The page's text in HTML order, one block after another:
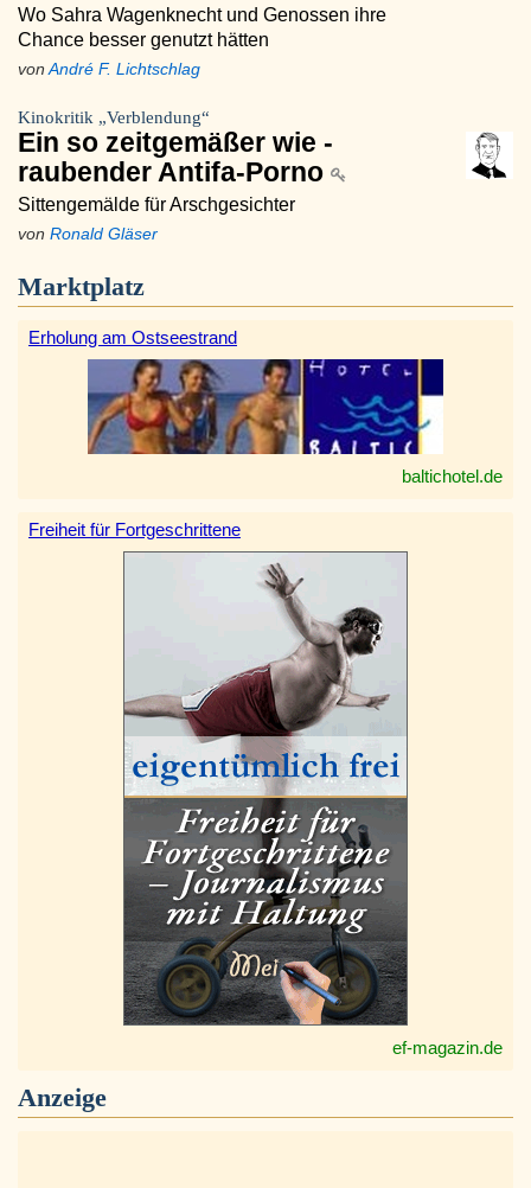
Wo Sahra Wagenknecht und Genossen ihre
Chance besser genutzt hätten
von André F. Lichtschlag
Kinokritik „Verblendung“
Ein so zeitgemäßer wie -
raubender Antifa-Porno
Sittengemälde für Arschgesichter
von Ronald Gläser
Marktplatz
Erholung am Ostseestrand
baltichotel.de
Freiheit für Fortgeschrittene
ef-magazin.de
Anzeige